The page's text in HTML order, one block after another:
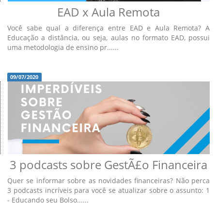
EAD x Aula Remota
Você sabe qual a diferença entre EAD e Aula Remota? A
Educação a distância, ou seja, aulas no formato EAD, possui
uma metodologia de ensino pr......
09/07/2020
3 podcasts sobre GestÃ£o Financeira
Quer se informar sobre as novidades financeiras? Não perca
3 podcasts incríveis para você se atualizar sobre o assunto: 1
- Educando seu Bolso......